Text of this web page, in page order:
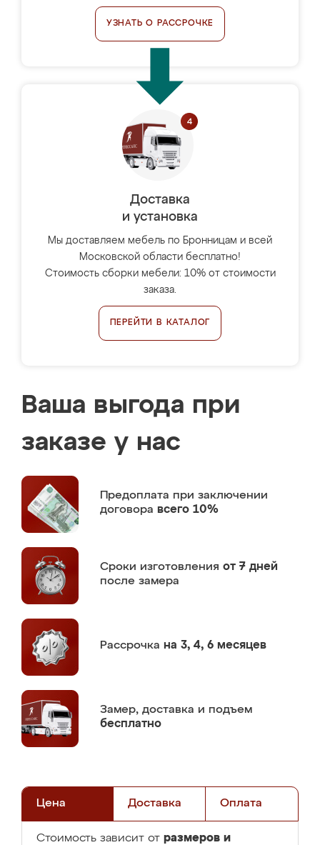
УЗНАТЬ О РАССРОЧКЕ
Доставка
и установка
Мы доставляем мебель по Бронницам и всей
Московской области бесплатно!
Стоимость сборки мебели: 10% от стоимости
заказа.
ПЕРЕЙТИ В КАТАЛОГ
Ваша выгода при
заказе у нас
Предоплата при заключении
договора всего 10%
Сроки изготовления от 7 дней
после замера
Рассрочка на 3, 4, 6 месяцев
Замер, доставка и подъем
бесплатно
Цена Доставка Оплата
Стоимость зависит от размеров и